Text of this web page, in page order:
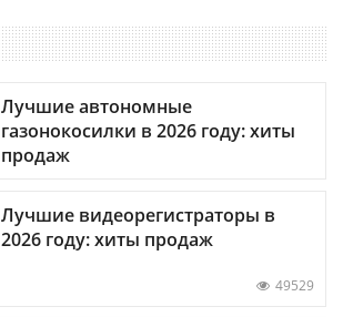
Лучшие автономные
газонокосилки в 2026 году: хиты
продаж
Лучшие видеорегистраторы в
2026 году: хиты продаж
49529